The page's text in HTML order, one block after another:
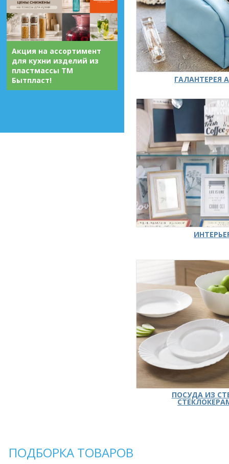
Акция на ассортимент
для кухни изделий из
пластмассы ТМ
Бытпласт!
ГАЛАНТЕРЕЯ
ПОСУДА ИЗ
ПОДБОРКА ТОВАРОВ